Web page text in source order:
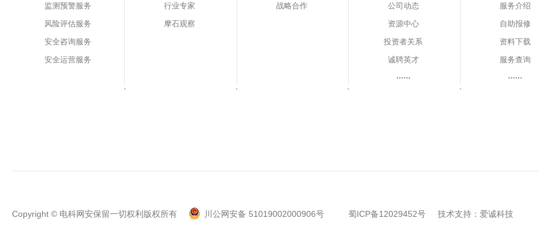
监测预警服务
风险评估服务
安全咨询服务
安全运营服务
行业专家
摩石观察
战略合作
公司动态
资源中心
投资者关系
诚聘英才
······
服务介绍
自助报修
资料下载
服务查询
······
Copyright © 电科网安保留一切权利版权所有 川公网安备 51019002000906号 蜀ICP备12029452号 技术支持： 爱诚科技